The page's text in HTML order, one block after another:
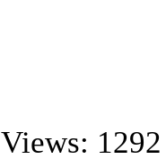
Views: 1292